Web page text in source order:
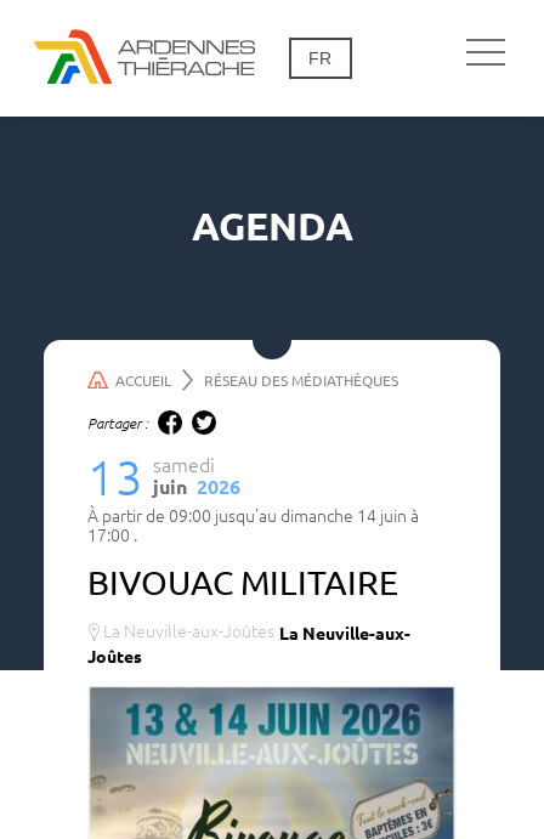
FR
AGENDA
ACCUEIL RÉSEAU DES MÉDIATHÈQUES
Partager :
BIVOUAC MILITAIRE
La Neuville-aux-Joûtes La Neuville-aux-
Joûtes
samedi
13 juin 2026
à partir de 09:00 jusqu'au dimanche 14 juin à
17:00 .